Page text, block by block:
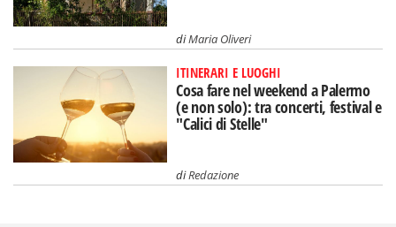
diMaria Oliveri
ITINERARI E LUOGHI
Cosa fare nel weekend a Palermo
(e non solo): tra concerti, festival e
"Calici di Stelle"
diRedazione